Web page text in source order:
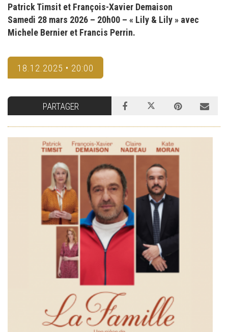
Patrick Timsit et François-Xavier Demaison
Samedi 28 mars 2026 – 20h00 – « Lily & Lily » avec
Michele Bernier et Francis Perrin.
18.12.2025 • 20:00
PARTAGER